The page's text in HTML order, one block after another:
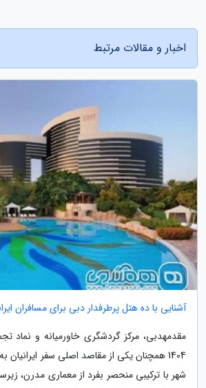
اخبار و مقالات مرتبط
آشنایی با ده هتل پرطرفدار دبی برای مسافران ایرانی
مقدمهدبی، مرکز گردشگری خاورمیانه و نماد
1404 همچنان یکی از مقاصد اصلی سفر
شهر با ترکیبی منحصر بفرد از معماری مدرن،